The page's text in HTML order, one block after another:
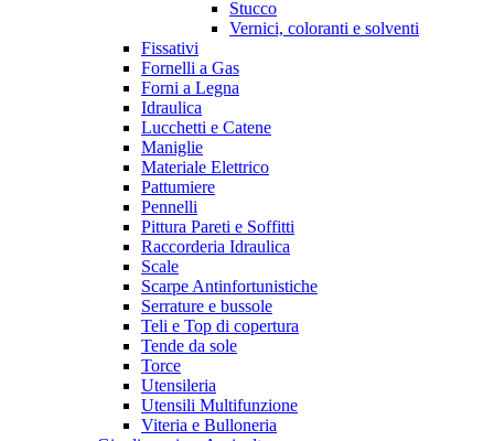
Stucco
Vernici, coloranti e solventi
Fissativi
Fornelli a Gas
Forni a Legna
Idraulica
Lucchetti e Catene
Maniglie
Materiale Elettrico
Pattumiere
Pennelli
Pittura Pareti e Soffitti
Raccorderia Idraulica
Scale
Scarpe Antinfortunistiche
Serrature e bussole
Teli e Top di copertura
Tende da sole
Torce
Utensileria
Utensili Multifunzione
Viteria e Bulloneria